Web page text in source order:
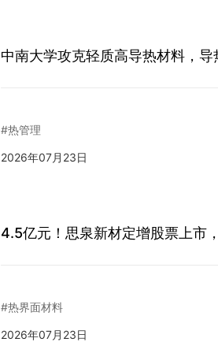
中南大学攻克轻质高导热材料，
#热管理
2026年07月23日
4.5亿元！思泉新材定增股票上市
#热界面材料
2026年07月23日